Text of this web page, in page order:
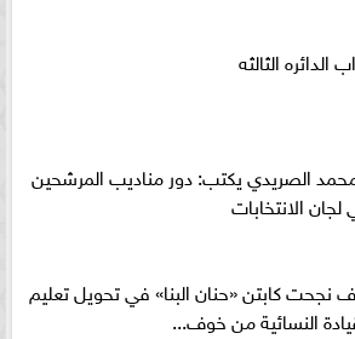
الدائره الثالثه
الصريدي يكتب: دور مناديب المرشحين
الانتخابات
نجحت كابتن «حنان البنا» في تحويل تعليم
النسائية من خوف...